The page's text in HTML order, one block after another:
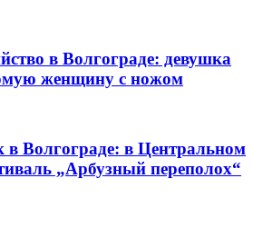
в Волгограде: девушка
женщину с ножом
в Волгограде: в Центральном
„Арбузный переполох“